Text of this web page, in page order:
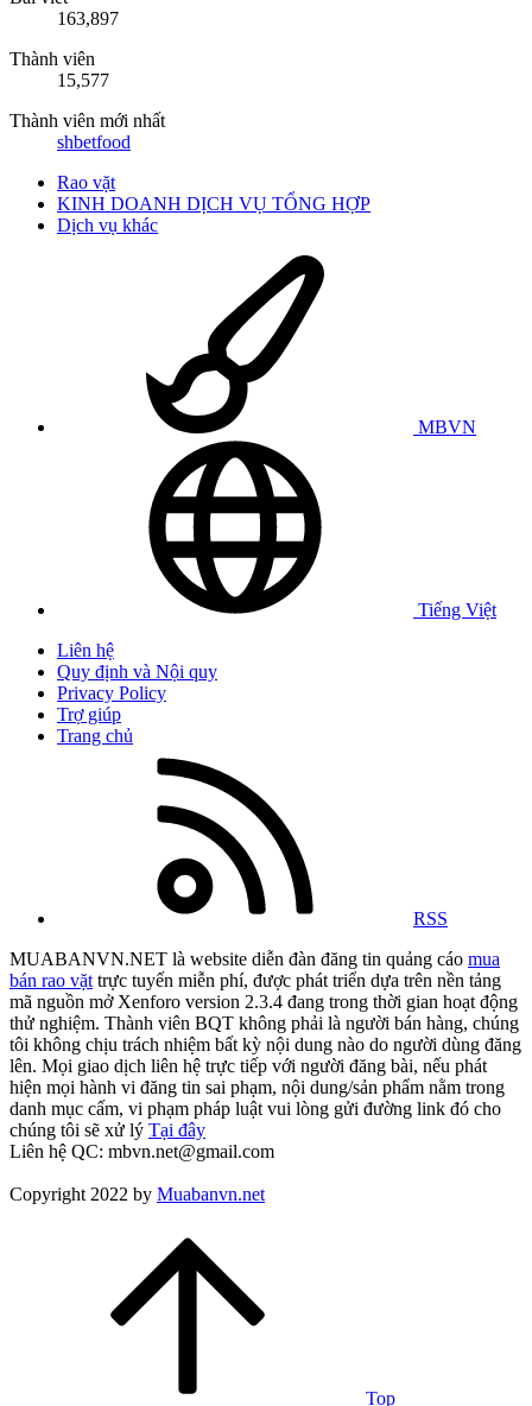
163,897
Thành viên
15,577
Thành viên mới nhất
shbetfood
Rao vặt
KINH DOANH DỊCH VỤ TỔNG HỢP
Dịch vụ khác
MBVN
Tiếng Việt
Liên hệ
Quy định và Nội quy
Privacy Policy
Trợ giúp
Trang chủ
RSS
MUABANVN.NET là website diễn đàn đăng tin quảng cáo mua
bán rao vặt trực tuyến miễn phí, được phát triển dựa trên nền tảng
mã nguồn mở Xenforo version 2.3.4 đang trong thời gian hoạt động
thử nghiệm. Thành viên BQT không phải là người bán hàng, chúng
tôi không chịu trách nhiệm bất kỳ nội dung nào do người dùng đăng
lên. Mọi giao dịch liên hệ trực tiếp với người đăng bài, nếu phát
hiện mọi hành vi đăng tin sai phạm, nội dung/sản phẩm nằm trong
danh mục cấm, vi phạm pháp luật vui lòng gửi đường link đó cho
chúng tôi sẽ xử lý Tại đây
Liên hệ QC: mbvn.net@gmail.com
Copyright 2022 by Muabanvn.net
Top